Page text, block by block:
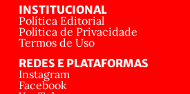
INSTITUCIONAL
Política Editorial
Política de Privacidade
Termos de Uso
REDES E PLATAFORMAS
Instagram
Facebook